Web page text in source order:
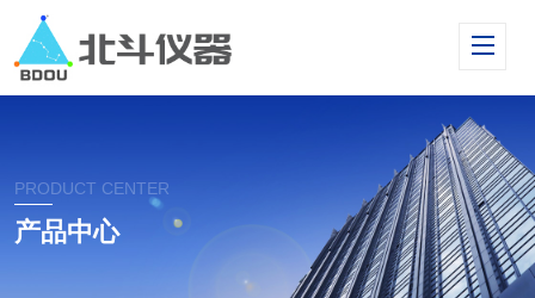
PRODUCT CENTER
产品中心